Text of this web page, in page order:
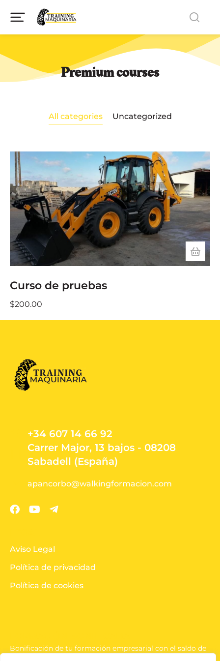
Premium courses
All categories Uncategorized
Curso de pruebas
$200.00
+34 607 14 66 92
Carrer Major, 13 bajos - 08208
Sabadell (España)
apancorbo@walkingformacion.com
Aviso Legal
Política de privacidad
Política de cookies
Bonificación de tu formación empresarial con el saldo de